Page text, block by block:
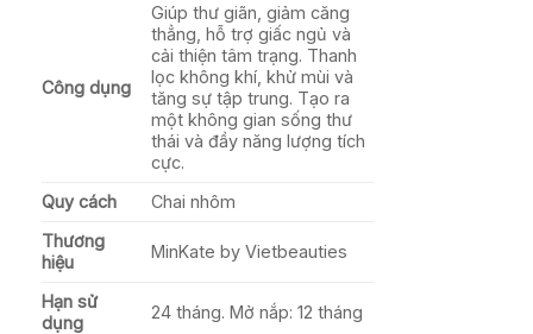
Công dụng
Giúp thư giãn, giảm căng
thẳng, hỗ trợ giấc ngủ và
cải thiện tâm trạng. Thanh
lọc không khí, khử mùi và
tăng sự tập trung. Tạo ra
một không gian sống thư
thái và đầy năng lượng tích
cực.
Quy cách
Chai nhôm
Thương
hiệu
MinKate by Vietbeauties
Hạn sử
dụng
24 tháng. Mở nắp: 12 tháng